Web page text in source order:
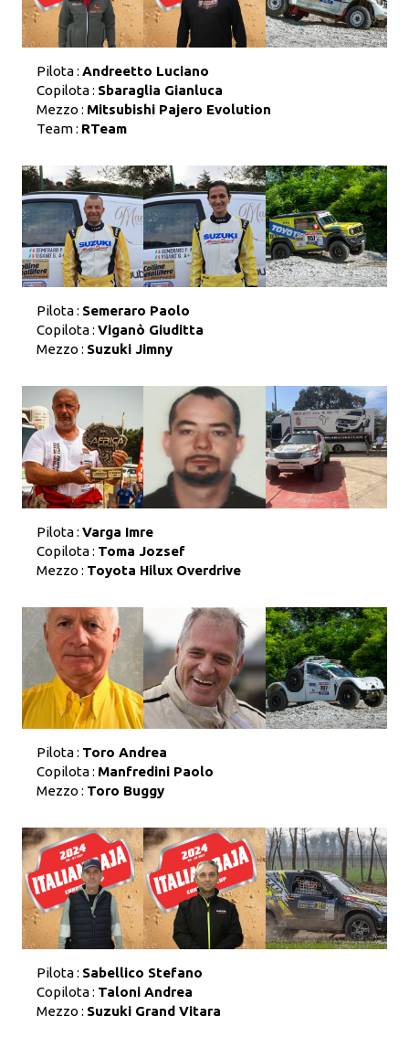
Pilota : Andreetto Luciano
Copilota : Sbaraglia Gianluca
Mezzo : Mitsubishi Pajero Evolution
Team : RTeam
Pilota : Semeraro Paolo
Copilota : Viganò Giuditta
Mezzo : Suzuki Jimny
Pilota : Varga Imre
Copilota : Toma Jozsef
Mezzo : Toyota Hilux Overdrive
Pilota : Toro Andrea
Copilota : Manfredini Paolo
Mezzo : Toro Buggy
Pilota : Sabellico Stefano
Copilota : Taloni Andrea
Mezzo : Suzuki Grand Vitara